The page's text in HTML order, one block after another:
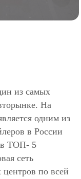
из самых
На
одним из
в России
в ТОП- 5
сеть
центров по всей